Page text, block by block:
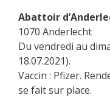
Abattoir
1070 Anderlecht
Du vendredi au
18.07.2021).
Vaccin : Pfizer.
se fait sur place.